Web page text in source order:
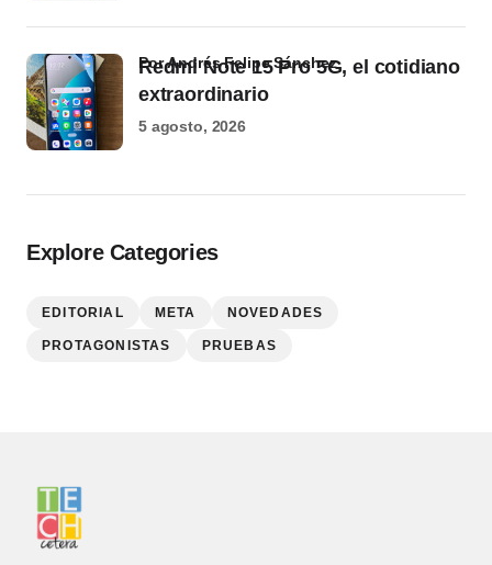
Redmi Note 15 Pro 5G, el cotidiano
extraordinario
por Andrés Felipe Sánchez
5 agosto, 2026
Explore Categories
EDITORIAL META NOVEDADES
PROTAGONISTAS PRUEBAS